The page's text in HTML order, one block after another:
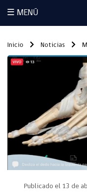
☰ MENÚ
Inicio Noticias
Publicado el 13 de